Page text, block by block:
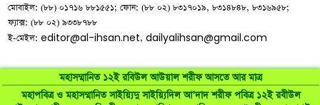
মহাসম্মানিত ১২ই রবিউল আউয়াল শরীফ আসতে আর মাত্র
মহাপবিত্র ও মহাসম্মানিত সাইয়্যিদু সাইয়্যিদিল আ’দাদ শরীফ পবিত্র ১২ই রবীউল
মোবাইল: (৮৮) ০১৭১৬ ৮৮১৫৫১; ফোন: (৮৮ ০২) ৮৩১৭০১৯, ৮৩১৪৮৪৮, ৮৩১৬৯৫৮;
ফ্যাক্স: (৮৮ ০২) ৯৩৩৮৭৮৮
ই-মেইল:editor@al-ihsan.net,dailyalihsan@gmail.com